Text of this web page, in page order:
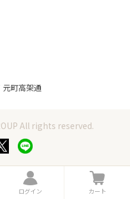
元町高架通
All rights reserved.
ロ
グ
ログイン
カ
ー
カート